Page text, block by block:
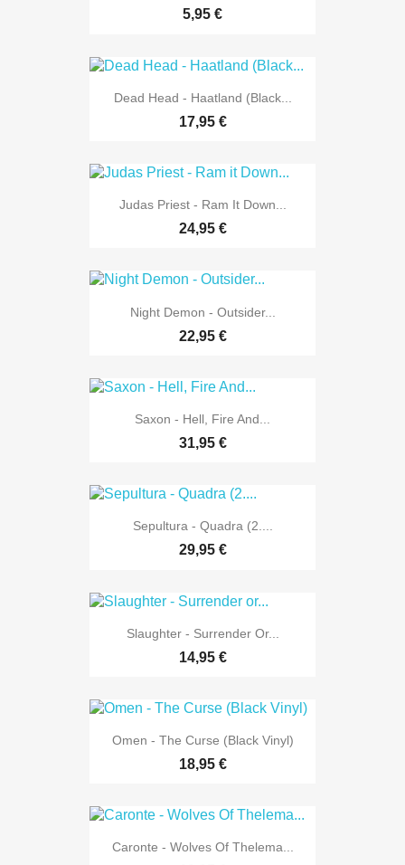
5,95 €
Dead Head - Haatland (Black...
17,95 €
Judas Priest - Ram It Down...
24,95 €
Night Demon - Outsider...
22,95 €
Saxon - Hell, Fire And...
31,95 €
Sepultura - Quadra (2....
29,95 €
Slaughter - Surrender Or...
14,95 €
Omen - The Curse (Black Vinyl)
18,95 €
Caronte - Wolves Of Thelema...